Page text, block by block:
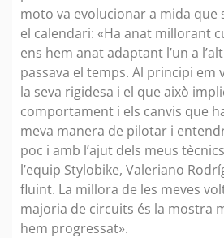
moto va evolucionar a mida que
el calendari: «Ha anat millorant
ens hem anat adaptant l’un a
passava el temps. Al principi
la seva rigidesa i el que això
comportament i els canvis que
meva manera de pilotar i
poc i amb l’ajut dels meus
l’equip Stylobike, Valeriano
fluint. La millora de les meves
majoria de circuits és la mostra
hem progressat».